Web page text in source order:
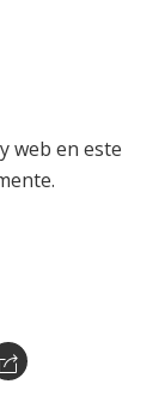
web en este